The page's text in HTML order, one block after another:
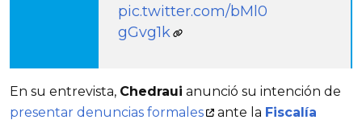
pic.twitter.com/bMl0
gGvg1k
En su entrevista, Chedraui
presentar denuncias formales
ante la Fiscalía